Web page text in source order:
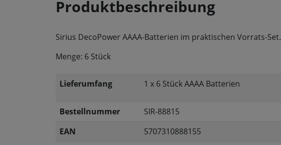
Produktbeschreibung
Sirius DecoPower AAAA-Batterien im praktischen Vorrats-Set.
Menge: 6 Stück
Lieferumfang 1 x 6 Stück AAAA Batterien
Bestellnummer
SIR-88815
EAN
5707310888155